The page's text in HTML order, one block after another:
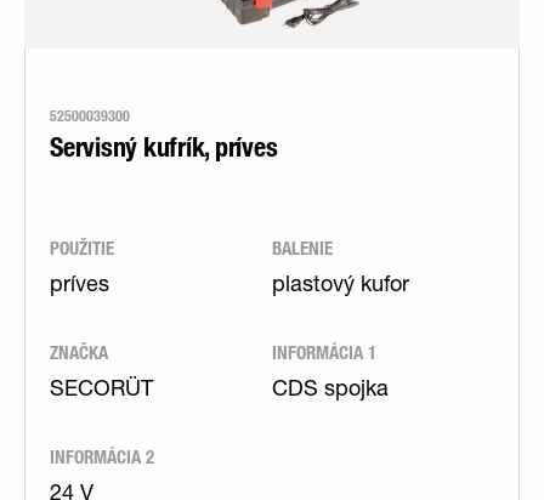
52500039300
Servisný kufrík, príves
POUŽITIE
príves
BALENIE
plastový kufor
ZNAČKA
SECORÜT
INFORMÁCIA 1
CDS spojka
INFORMÁCIA 2
24 V